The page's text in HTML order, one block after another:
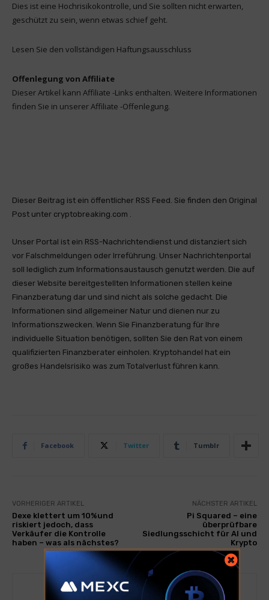
Dies ist eine Hochrisikokontrolle, und Sie sollten nicht erwarten,
geschützt zu sein, wenn etwas schief geht.
Lesen Sie den vollständigen Haftungsausschluss
Offenlegung von Affiliate
Dieser Artikel kann Affiliate -Links enthalten. Weitere Informationen
finden Sie in unserer Affiliate -Offenlegung.
Dieser Beitrag ist ein öffentlicher RSS Feed. Sie finden den Original
Post unter cryptobreaking.com .
Unser Portal ist ein RSS-Nachrichtendienst und distanziert sich
vor Falschmeldungen oder Irreführung. Unser Nachrichtenportal
soll lediglich zum Informationsaustausch genutzt werden. Die auf
dieser Website bereitgestellten Informationen stellen keine
Finanzberatung dar und sind nicht als solche gedacht. Die
Informationen sind allgemeiner Natur und dienen nur zu
Informationszwecken. Wenn Sie Finanzberatung für Ihre
individuelle Situation benötigen, sollten Sie den Rat von einem
qualifizierten Finanzberater einholen. Kryptohandel hat ein
großes Handelsrisiko was zum Totalverlust führen kann.
Facebook Twitter Tumblr
VORHERIGER ARTIKEL
Dexe klettert um 10%und
riskiert jedoch, dass
Verkäufer die Kontrolle
haben – was als nächstes?
NÄCHSTER ARTIKEL
Pi Squared – eine
überprüfbare
Siedlungsschicht für AI und
Krypto